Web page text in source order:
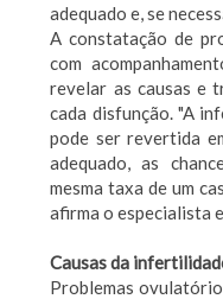
adequado e, se
A constatação de
com
revelar as causas e
cada disfunção. "A
pode ser revertida
adequado, as
mesma taxa de um
afirma o especialista
Causas da
Problemas